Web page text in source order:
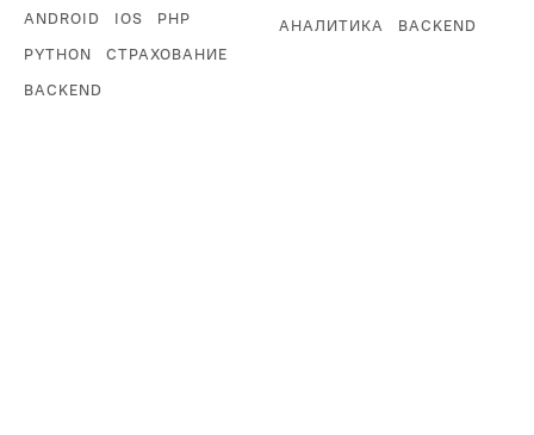
ANDROID IOS
PHP
PYTHON
СТРАХОВАНИЕ
BACKEND
АНАЛИТИКА
BACKEND